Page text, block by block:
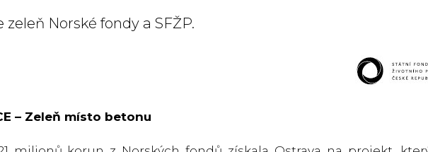
zeleň Norské fondy a SFŽP.
– Zeleň místo betonu